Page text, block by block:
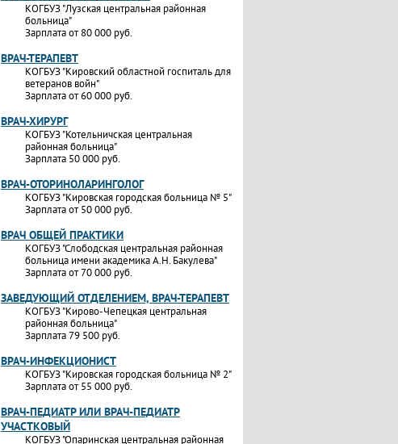
КОГБУЗ "Лузская центральная районная
больница"
Зарплата от 80 000 руб.
ВРАЧ-ТЕРАПЕВТ
КОГБУЗ "Кировский областной госпиталь для
ветеранов войн"
Зарплата от 60 000 руб.
ВРАЧ-ХИРУРГ
КОГБУЗ "Котельничская центральная
районная больница"
Зарплата 50 000 руб.
ВРАЧ-ОТОРИНОЛАРИНГОЛОГ
КОГБУЗ "Кировская городская больница № 5"
Зарплата от 50 000 руб.
ВРАЧ ОБЩЕЙ ПРАКТИКИ
КОГБУЗ "Слободская центральная районная
больница имени академика А.Н. Бакулева"
Зарплата от 70 000 руб.
ЗАВЕДУЮЩИЙ ОТДЕЛЕНИЕМ, ВРАЧ-ТЕРАПЕВТ
КОГБУЗ "Кирово-Чепецкая центральная
районная больница"
Зарплата 79 500 руб.
ВРАЧ-ИНФЕКЦИОНИСТ
КОГБУЗ "Кировская городская больница № 2"
Зарплата от 55 000 руб.
ВРАЧ-ПЕДИАТР ИЛИ ВРАЧ-ПЕДИАТР
УЧАСТКОВЫЙ
КОГБУЗ "Опаринская центральная районная